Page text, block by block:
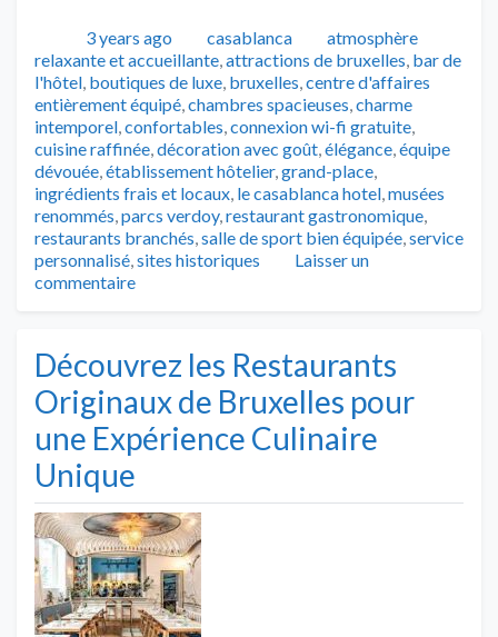
Publié3 years ago Catégories
casablanca Tags
atmosphère
relaxante et accueillante,attractions de bruxelles, bar de
l'hôtel, boutiques de luxe, bruxelles,centre d'affaires
entièrement équipé,chambres spacieuses,charme
intemporel,confortables,connexion wi-fi gratuite,
cuisine raffinée,décoration avec goût,élégance,équipe
dévouée,établissement hôtelier,grand-place,
ingrédients frais et locaux, le casablanca hotel,musées
renommés,parcs verdoy,restaurant gastronomique,
restaurants branchés,salle de sport bien équipée,service
personnalisé,sites historiques
Laisser un
commentaire
Découvrez les Restaurants
Originaux de Bruxelles pour
une Expérience Culinaire
Unique